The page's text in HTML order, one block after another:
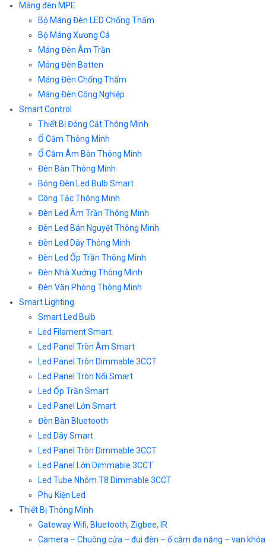
Máng đèn MPE
Bộ Máng Đèn LED Chống Thấm
Bộ Máng Xương Cá
Máng Đèn Âm Trần
Máng Đèn Batten
Máng Đèn Chống Thấm
Máng Đèn Công Nghiệp
Smart Control
Thiết Bị Đóng Cắt Thông Minh
Ổ Cắm Thông Minh
Ổ Cắm Âm Bàn Thông Minh
Đèn Bàn Thông Minh
Bóng Đèn Led Bulb Smart
Công Tắc Thông Minh
Đèn Led Âm Trần Thông Minh
Đèn Led Bán Nguyệt Thông Minh
Đèn Led Dây Thông Minh
Đèn Led Ốp Trần Thông Minh
Đèn Nhà Xưởng Thông Minh
Đèn Văn Phòng Thông Minh
Smart Lighting
Smart Led Bulb
Led Filament Smart
Led Panel Tròn Âm Smart
Led Panel Tròn Dimmable 3CCT
Led Panel Tròn Nổi Smart
Led Ốp Trần Smart
Led Panel Lớn Smart
Đèn Bàn Bluetooth
Led Dây Smart
Led Panel Tròn Dimmable 3CCT
Led Panel Lớn Dimmable 3CCT
Led Tube Nhôm T8 Dimmable 3CCT
Phụ Kiện Led
Thiết Bị Thông Minh
Gateway Wifi, Bluetooth, Zigbee, IR
Camera – Chuông cửa – đui đèn – ổ cắm đa năng – van khóa